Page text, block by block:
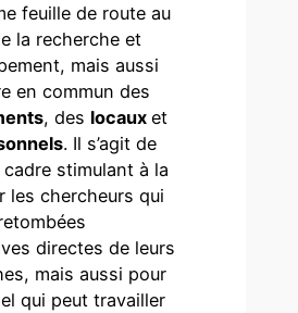
feuille de route au
la recherche et
mais aussi
en commun des
, des locauxet
. Il s’agit de
stimulant à la
les chercheurs qui
directes de leurs
mais aussi pour
qui peut travailler